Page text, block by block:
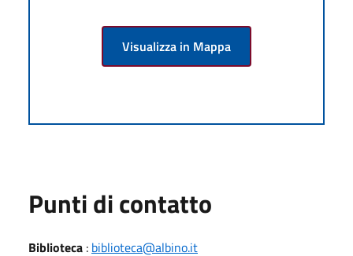
Visualizza in Mappa
Punti di contatto
Biblioteca : biblioteca@albino.it